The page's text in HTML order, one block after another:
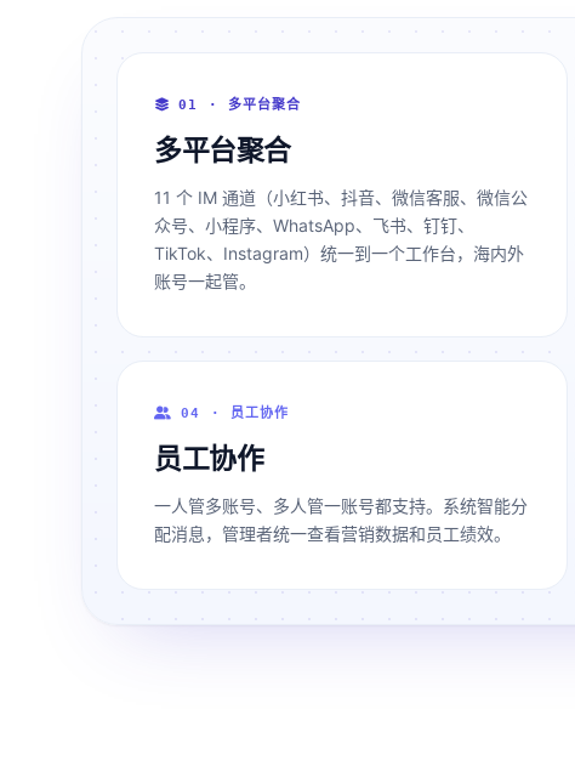
01 · 多平台聚合
多平台聚合
11 个 IM 通道（小红书、抖音、微信客服、微信公
众号、小程序、WhatsApp、飞书、钉钉、
TikTok、Instagram）统一到一个工作台，海内外
账号一起管。
04 · 员工协作
员工协作
一人管多账号、多人管一账号都支持。系统智能分
配消息，管理者统一查看营销数据和员工绩效。